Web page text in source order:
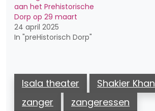
aan het Prehistorische
Dorp op 29 maart
24 april 2025
In "preHistorisch Dorp"
Isala theater Shakier Khan
zanger
zangeressen